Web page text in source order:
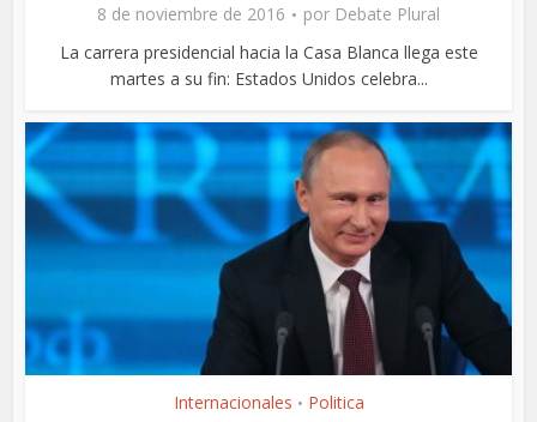
8 de noviembre de 2016 por Debate Plural
La carrera presidencial hacia la Casa Blanca llega este
martes a su fin: Estados Unidos celebra...
Internacionales • Politica